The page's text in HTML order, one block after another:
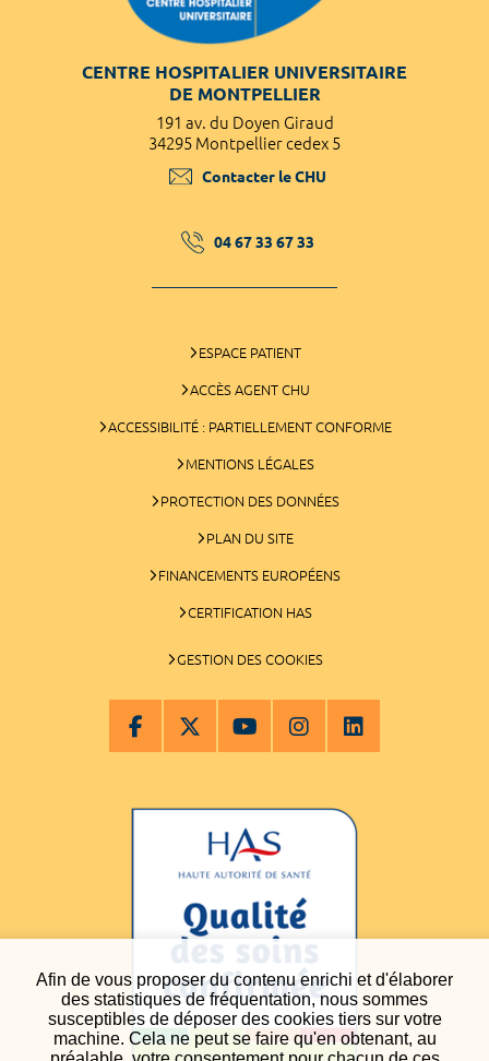
Afin de vous proposer du contenu enrichi et d'élaborer
des statistiques de fréquentation, nous sommes
susceptibles de déposer des cookies tiers sur votre
machine. Cela ne peut se faire qu'en obtenant, au
CENTRE HOSPITALIER UNIVERSITAIRE
DE MONTPELLIER
191 av. du Doyen Giraud
34295 Montpellier cedex 5
Contacter le CHU
04 67 33 67 33
ESPACE PATIENT
ACCÈS AGENT CHU
ACCESSIBILITÉ : PARTIELLEMENT CONFORME
MENTIONS LÉGALES
PROTECTION DES DONNÉES
PLAN DU SITE
FINANCEMENTS EUROPÉENS
CERTIFICATION HAS
GESTION DES COOKIES